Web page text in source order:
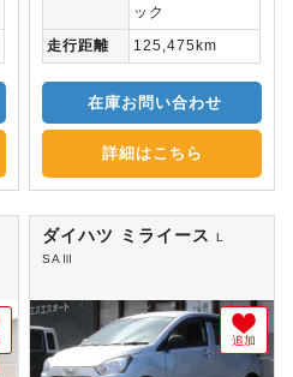
ック
走行距離
125,475km
在庫お問い合わせ
詳細はこちら
ダイハツ ミライースL
SAⅢ
追加